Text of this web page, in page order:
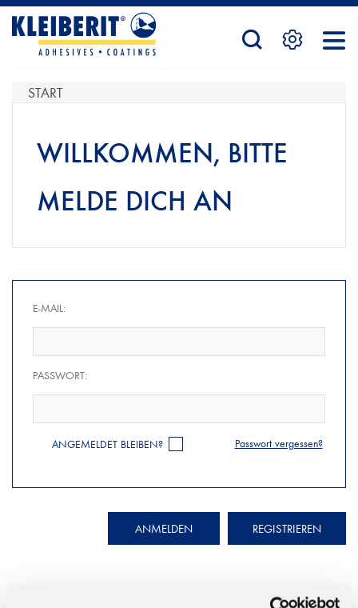
STARTSEITE
PRODUKTE
SERVICE
START
WILLKOMMEN, BITTE
MELDE DICH AN
E-MAIL:
PASSWORT:
ANGEMELDET BLEIBEN? Passwort vergessen?
ANMELDEN REGISTRIEREN